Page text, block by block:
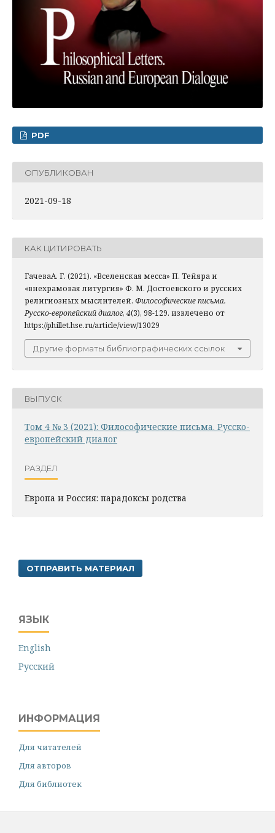
PDF
ОПУБЛИКОВАН
2021-09-18
КАК ЦИТИРОВАТЬ
ГачеваА. Г. (2021). «Вселенская месса» П. Тейяра и
«внехрамовая литургия» Ф. М. Достоевского и русских
религиозных мыслителей. Философические письма.
Русско-европейский диалог, 4(3), 98-129. извлечено от
https://phillet.hse.ru/article/view/13029
Другие форматы библиографических ссылок
ВЫПУСК
Том 4 № 3 (2021): Философические письма. Русско-
европейский диалог
РАЗДЕЛ
Европа и Россия: парадоксы родства
ОТПРАВИТЬ МАТЕРИАЛ
ЯЗЫК
English
Русский
ИНФОРМАЦИЯ
Для читателей
Для авторов
Для библиотек